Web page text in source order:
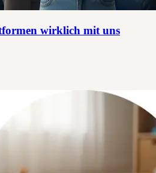
wirklich mit uns